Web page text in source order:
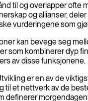
til og overlapper
og allianser,
vurderingene som
kan bevege seg
kombinerer dyp
av disse funksjonene.
er en av de
et nettverk av de
definerer